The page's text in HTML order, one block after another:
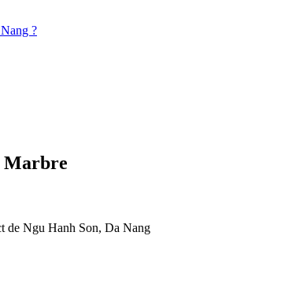
?
Marbre
de Ngu Hanh Son, Da Nang